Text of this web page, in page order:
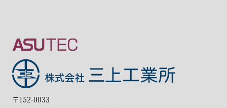
〒152-0033